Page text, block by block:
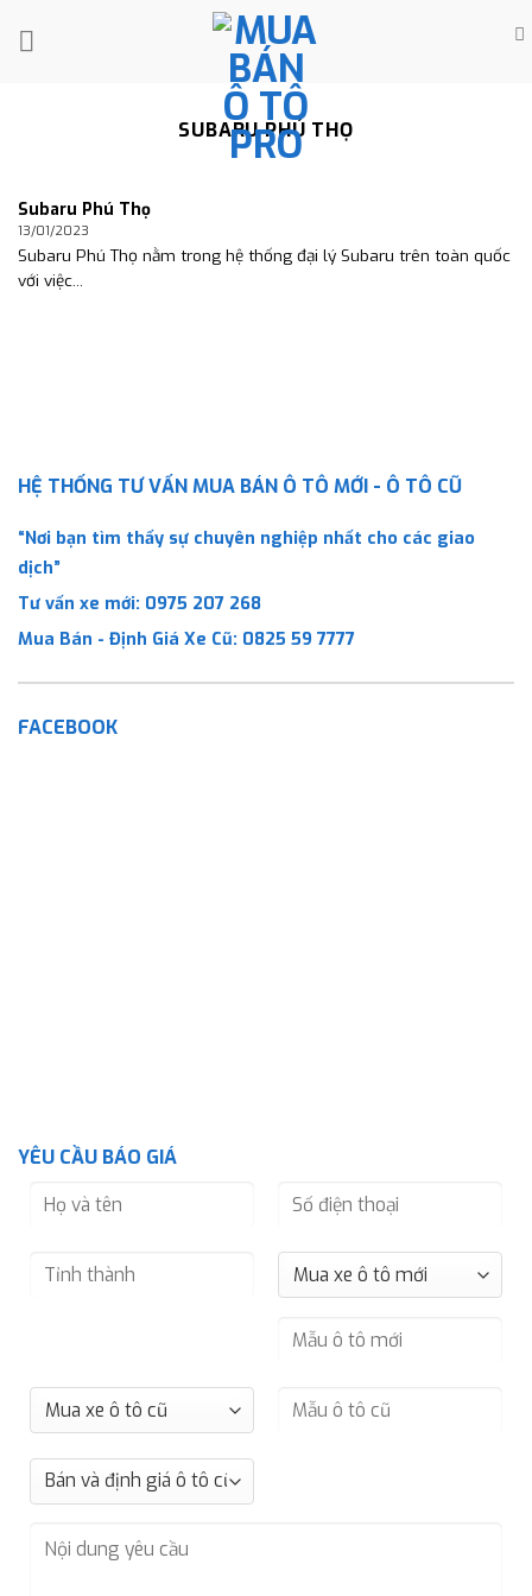
SUBARU PHÚ THỌ
Subaru Phú Thọ
13/01/2023
Subaru Phú Thọ nằm trong hệ thống đại lý Subaru trên toàn quốc
với việc...
HỆ THỐNG TƯ VẤN MUA BÁN Ô TÔ MỚI - Ô TÔ CŨ
“Nơi bạn tìm thấy sự chuyên nghiệp nhất cho các giao
dịch”
Tư vấn xe mới: 0975 207 268
Mua Bán - Định Giá Xe Cũ: 0825 59 7777
FACEBOOK
YÊU CẦU BÁO GIÁ